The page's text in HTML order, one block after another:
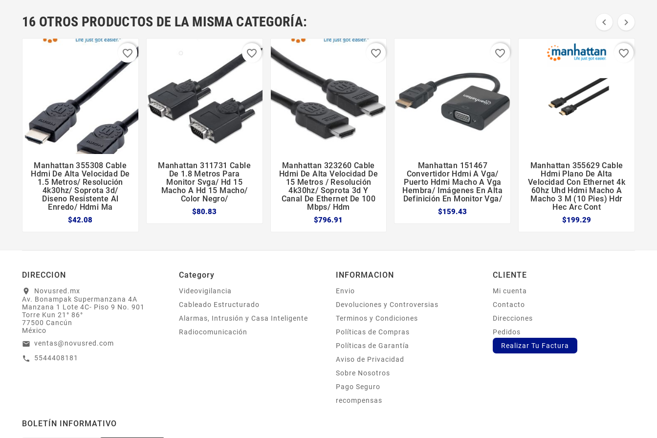
16 OTROS PRODUCTOS DE LA MISMA CATEGORÍA:  
  
Manhattan 355308 Cable
Hdmi De Alta Velocidad De
1.5 Metros/ Resolución
4k30hz/ Soprota 3d/
Diseno Resistente Al
Enredo/ Hdmi Ma
$42.08
favorite_border
  
Manhattan 311731 Cable
De 1.8 Metros Para
Monitor Svga/ Hd 15
Macho A Hd 15 Macho/
Color Negro/
$80.83
favorite_border
  
Manhattan 323260 Cable
Hdmi De Alta Velocidad De
15 Metros / Resolución
4k30hz/ Soprota 3d Y
Canal De Ethernet De 100
Mbps/ Hdm
$796.91
favorite_border
  
Manhattan 151467
Convertidor Hdmi A Vga/
Puerto Hdmi Macho A Vga
Hembra/ Imágenes En Alta
Definición En Monitor Vga/
$159.43
favorite_border
  
Manhattan 355629 Cable
Hdmi Plano De Alta
Velocidad Con Ethernet 4k
60hz Uhd Hdmi Macho A
Macho 3 M (10 Pies) Hdr
Hec Arc Cont
$199.29
favorite_border
DIRECCION
location_on
Novusred.mx
Av. Bonampak Supermanzana 4A
Manzana 1 Lote 4C- Piso 9 No. 901
Torre Kun 21° 86°
77500 Cancún
México
email ventas@novusred.com
call 5544408181
Category
Videovigilancia
Cableado Estructurado
Alarmas, Intrusión y Casa Inteligente
Radiocomunicación
INFORMACION
Envio
Devoluciones y Controversias
Terminos y Condiciones
Políticas de Compras
Políticas de Garantía
Aviso de Privacidad
Sobre Nosotros
Pago Seguro
recompensas
CLIENTE
Mi cuenta
Contacto
Direcciones
Pedidos
Realizar Tu Factura
BOLETÍN INFORMATIVO